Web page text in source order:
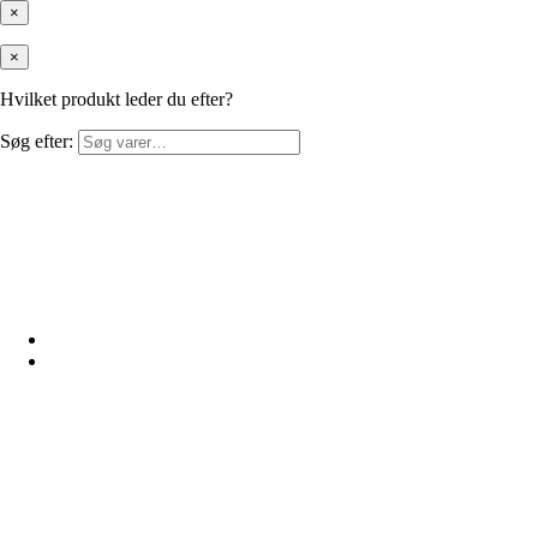
×
×
Hvilket produkt leder du efter?
Søg efter: